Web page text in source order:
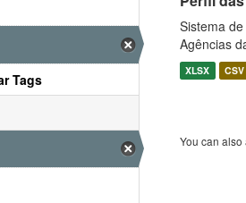
Tags
Sistema
Agências
XLSX CSV
You can also